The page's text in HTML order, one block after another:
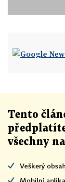
Tento
všechny
Veškerý
Mobilní